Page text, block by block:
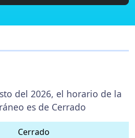
del 2026, el horario de la
es de Cerrado
Cerrado